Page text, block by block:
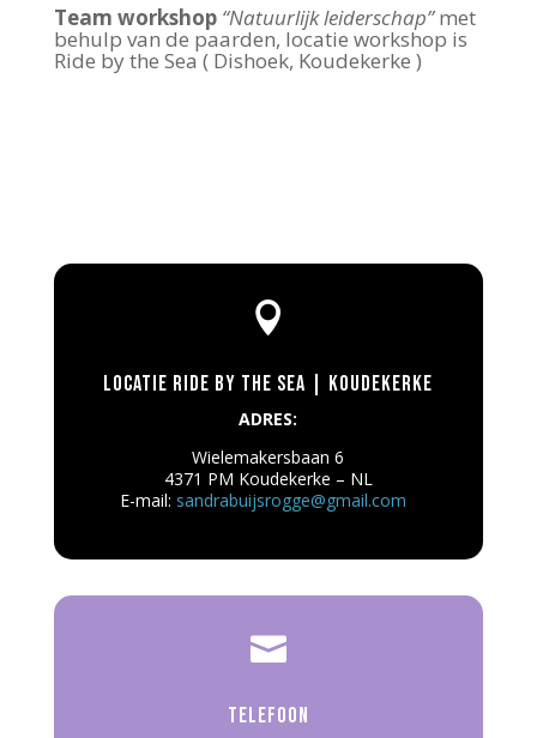
Team workshop “Natuurlijk leiderschap”met
behulp van de paarden, locatie workshop is
Ride by the Sea ( Dishoek, Koudekerke )

Locatie Ride by the Sea | Koudekerke
ADRES:
Wielemakersbaan 6
4371 PM Koudekerke – NL
E-mail: sandrabuijsrogge@gmail.com

Telefoon